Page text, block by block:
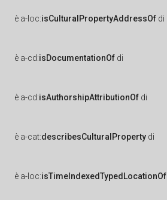
è a-loc:isCulturalPropertyAddressOf di
è a-cd:isDocumentationOf di
è a-cd:isAuthorshipAttributionOf di
è a-cat:describesCulturalProperty di
è a-loc:isTimeIndexedTypedLocationOf